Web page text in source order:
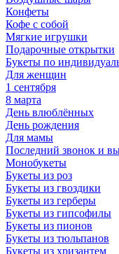
Конфеты
Кофе с собой
Мягкие игрушки
Подарочные открытки
Букеты по
Для женщин
1 сентября
8 марта
День влюблённых
День рождения
Для мамы
Последний звонок и
Монобукеты
Букеты из роз
Букеты из гвоздики
Букеты из герберы
Букеты из гипсофилы
Букеты из пионов
Букеты из тюльпанов
Букеты из хризантем